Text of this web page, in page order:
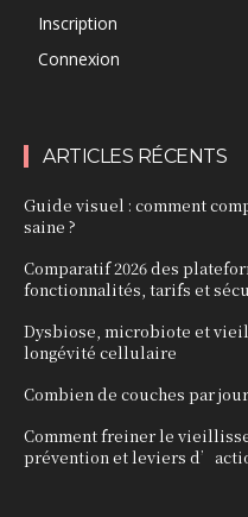
Inscription
Connexion
ARTICLES RÉCENTS
Guide visuel : comment
saine ?
Comparatif 2026 des
fonctionnalités, tarifs et
Dysbiose, microbiote et
longévité cellulaire
Combien de couches par
Comment freiner le
prévention et leviers